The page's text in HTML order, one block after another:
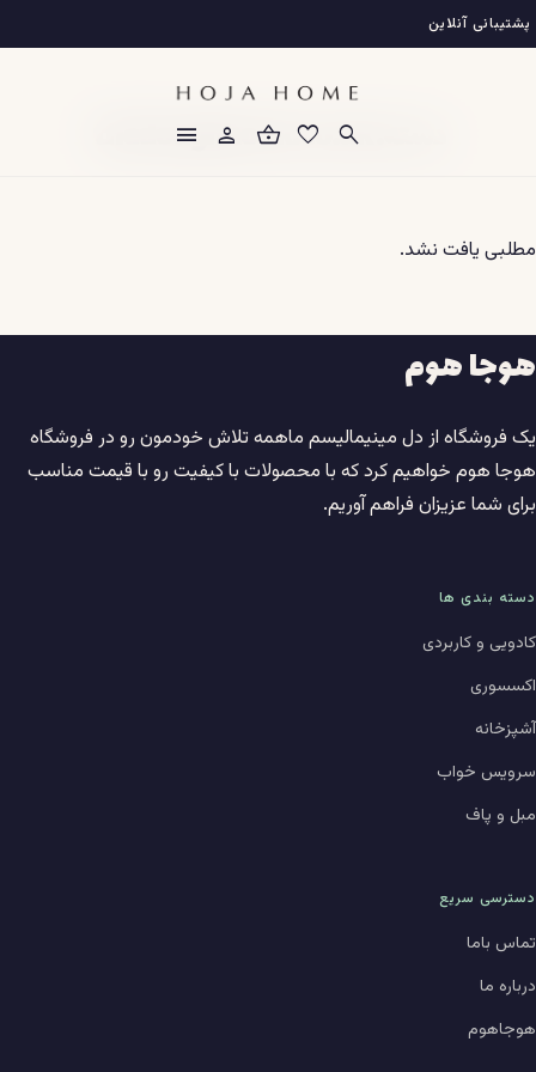
رفتن
به
آنلاین
search
favorite
shopping_basket
person
menu
thedoughhook.co.uk
مطلبی یافت نشد.
هوجا هوم
یک فروشگاه از دل مینیمالیسم ماهمه تلاش خودمون رو در فروشگاه
هوجا هوم خواهیم کرد که با محصولات با کیفیت رو با قیمت مناسب
برای شما عزیزان فراهم آوریم.
دسته بندی ها
کادویی و کاربردی
اکسسوری
آشپزخانه
سرویس خواب
مبل و پاف
دسترسی سریع
تماس باما
درباره ما
هوجاهوم